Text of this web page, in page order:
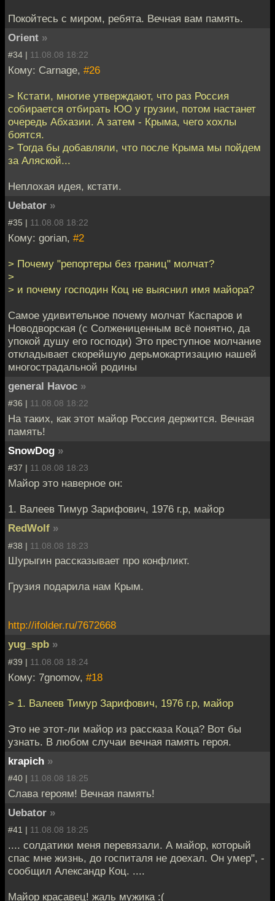
Покойтесь с миром, ребята. Вечная вам память.
Orient »
#34 | 11.08.08 18:22
Кому: Carnage, #26
> Кстати, многие утверждают, что раз Россия
собирается отбирать ЮО у грузии, потом настанет
очередь Абхазии. А затем - Крыма, чего хохлы
боятся.
> Тогда бы добавляли, что после Крыма мы пойдем
за Аляской...
Неплохая идея, кстати.
Uebator »
#35 | 11.08.08 18:22
Кому: gorian, #2
> Почему "репортеры без границ" молчат?
>
> и почему господин Коц не выяснил имя майора?
Самое удивительное почему молчат Каспаров и
Новодворская (с Солжениценным всё понятно, да
упокой душу его господи) Это преступное молчание
откладывает скорейшую дерьмокартизацию нашей
многострадальной родины
general Havoc »
#36 | 11.08.08 18:22
На таких, как этот майор Россия держится. Вечная
память!
SnowDog »
#37 | 11.08.08 18:23
Майор это наверное он:
1. Валеев Тимур Зарифович, 1976 г.р, майор
RedWolf »
#38 | 11.08.08 18:23
Шурыгин рассказывает про конфликт.
Грузия подарила нам Крым.
http://ifolder.ru/7672668
yug_spb »
#39 | 11.08.08 18:24
Кому: 7gnomov, #18
> 1. Валеев Тимур Зарифович, 1976 г.р, майор
Это не этот-ли майор из рассказа Коца? Вот бы
узнать. В любом случаи вечная память героя.
krapich »
#40 | 11.08.08 18:25
Слава героям! Вечная память!
Uebator »
#41 | 11.08.08 18:25
.... солдатики меня перевязали. А майор, который
спас мне жизнь, до госпиталя не доехал. Он умер", -
сообщил Александр Коц. ....
Майор красавец! жаль мужика :(